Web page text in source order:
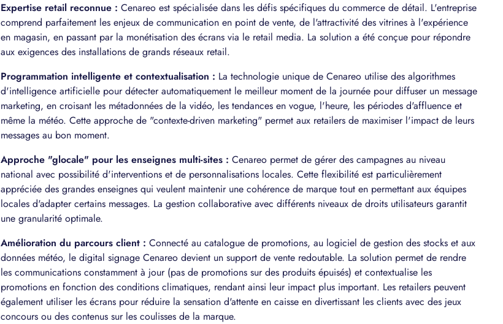
Expertise retail reconnue : Cenareo est spécialisée dans les défis spécifiques du commerce de détail. L'entreprise
comprend parfaitement les enjeux de communication en point de vente, de l'attractivité des vitrines à l'expérience
en magasin, en passant par la monétisation des écrans via le retail media. La solution a été conçue pour répondre
aux exigences des installations de grands réseaux retail.
Programmation intelligente et contextualisation : La technologie unique de Cenareo utilise des algorithmes
d'intelligence artificielle pour détecter automatiquement le meilleur moment de la journée pour diffuser un message
marketing, en croisant les métadonnées de la vidéo, les tendances en vogue, l'heure, les périodes d'affluence et
même la météo. Cette approche de "contexte-driven marketing" permet aux retailers de maximiser l'impact de leurs
messages au bon moment.
Approche "glocale" pour les enseignes multi-sites : Cenareo permet de gérer des campagnes au niveau
national avec possibilité d'interventions et de personnalisations locales. Cette flexibilité est particulièrement
appréciée des grandes enseignes qui veulent maintenir une cohérence de marque tout en permettant aux équipes
locales d'adapter certains messages. La gestion collaborative avec différents niveaux de droits utilisateurs garantit
une granularité optimale.
Amélioration du parcours client : Connecté au catalogue de promotions, au logiciel de gestion des stocks et aux
données météo, le digital signage Cenareo devient un support de vente redoutable. La solution permet de rendre
les communications constamment à jour (pas de promotions sur des produits épuisés) et contextualise les
promotions en fonction des conditions climatiques, rendant ainsi leur impact plus important. Les retailers peuvent
également utiliser les écrans pour réduire la sensation d'attente en caisse en divertissant les clients avec des jeux
concours ou des contenus sur les coulisses de la marque.